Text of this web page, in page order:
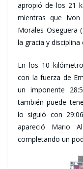
apropió de los 21
mientras que Ivon
Morales Oseguera
la gracia y
En los 10
con la fuerza de
un imponente
también puede
lo siguió con
apareció Mario
completando un